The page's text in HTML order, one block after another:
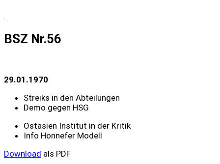
.
BSZ Nr.56
29.01.1970
Streiks in den Abteilungen
Demo gegen HSG
Ostasien Institut in der Kritik
Info Honnefer Modell
Download als PDF